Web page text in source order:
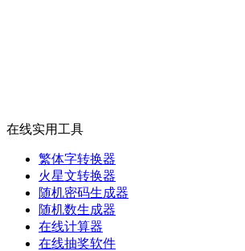
在线实用工具
繁体字转换器
火星文转换器
随机密码生成器
随机数生成器
在线计算器
在线抽奖软件